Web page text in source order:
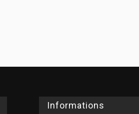
Informations